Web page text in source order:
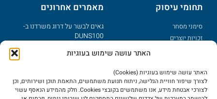
האתר עושה שימוש בעוגיות
האתר עושה שימוש בעוגיות (Cookies)
לצורך שיפור חוויית הגלישה, ניתוח תנועת משתמשים, התאמת תוכן ושירותים, וכן
לצורכי אבטחת מידע, אנו משתמשים בקובצי Cookies. חלק מהמידע הנאסף עשוי
מאמרים אחרונים
גאים לבשר על דרוג משרדנו ב-
DUNS100
מזל טוב – נולד לך מותג
יישוב מחלוקות בשמות מתחם
בינ"ל דומיינים כלליים ו-UDRP
תחומי עיסוק
סימני מסחר
זכויות יוצרים
סודות מסחריים
עוולות מסחריות